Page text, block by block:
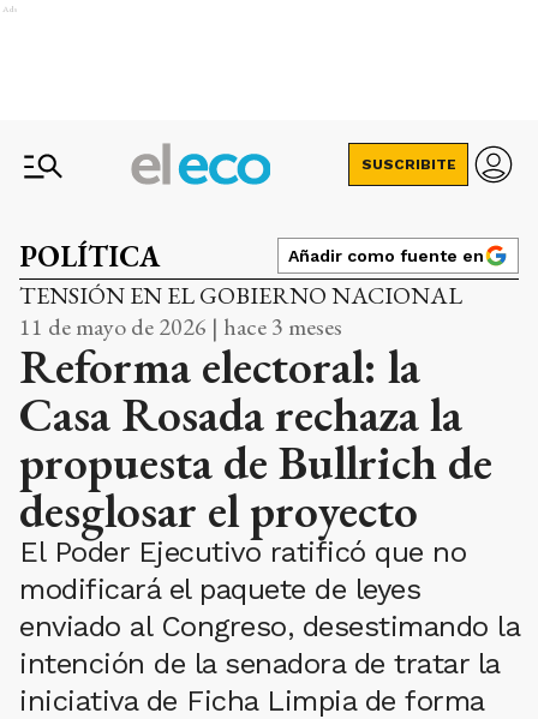
Ads
SUSCRIBITE
POLÍTICA Añadir como fuente en
TENSIÓN EN EL GOBIERNO NACIONAL
11 de mayo de 2026 | hace 3 meses
Reforma electoral: la
Casa Rosada rechaza la
propuesta de Bullrich de
desglosar el proyecto
El Poder Ejecutivo ratificó que no
modificará el paquete de leyes
enviado al Congreso, desestimando la
intención de la senadora de tratar la
iniciativa de Ficha Limpia de forma